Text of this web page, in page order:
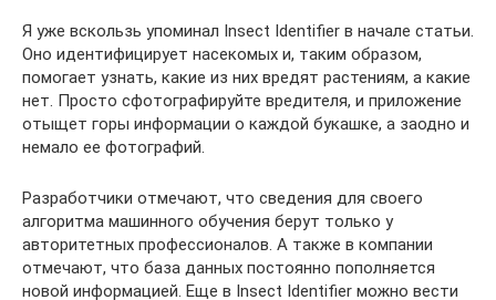
Я уже вскользь упоминал Insect Identifier в начале статьи.
Оно идентифицирует насекомых и, таким образом,
помогает узнать, какие из них вредят растениям, а какие
нет. Просто сфотографируйте вредителя, и приложение
отыщет горы информации о каждой букашке, а заодно и
немало ее фотографий.
Разработчики отмечают, что сведения для своего
алгоритма машинного обучения берут только у
авторитетных профессионалов. А также в компании
отмечают, что база данных постоянно пополняется
новой информацией. Еще в Insect Identifier можно вести